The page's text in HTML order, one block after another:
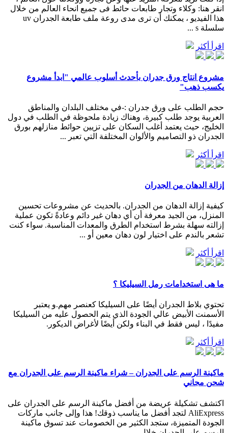
انقر هنا: وكلاء وتجار طابعات حائط فى جميع انحاء العالم من خلال
هذا الفيديو ، يمكنك أن ترى مدى روعة ملف طابعة الجدران uv
سلسلة s ...
اقرأ أكثر
مشروع انتاج ورق جدران بأحدث أسلوب عالمي "ابدأ مشروع
يكسب ذهب"
حجم الطلب على ورق جدران :-في مختلف البلدان والمناطق
العربية يوجد طلب كبيرة، وهناك زيادة ملحوظة في الطلب في دول
الخليج، حيث يعتمد أغلب السكان على تزيين حوائط منازلهم بورق
الجدران ذو التصاميم والألوان المختلفة التي تعبر ...
اقرأ أكثر
إزالة الدهان من الجدران
كيفية إزالة الدهان من الجدران. بالحديث عن مشروعات تحسين
المنزل، من الجيد معرفة أن أي دهان غير دائم وعادةً تكون عملية
إزالته سهلة بشرط استخدام الطرق والمعدات المناسبة. سواء كنت
تشعر بالندم على اختيار لون دهان معين أو ...
اقرأ أكثر
ما هى استخدامات رمل السيليكا ؟
تحتوي بلاط الجدران أيضًا على السيليكا كعنصر مهم.و يعتبر
الأسمنت الأبيض عالي الجودة الذي يتم الحصول عليه من السيليكا
مفيدًا ، ليس فقط في البناء ولكن أيضًا لأغراض الديكور.
اقرأ أكثر
ماكينة الرسم على الجدران – شراء ماكينة الرسم على الجدران مع
شحن مجاني
اكتشف تشكيلة عريضة من أفضل ماكينة الرسم على الجدران على
AliExpress لتجد أفضل ما يناسب ذوقك! هذا وإلى جانب ماركات
الجودة المتميزة، ستجد الكثير من الخصومات عند تسوق ماكينة